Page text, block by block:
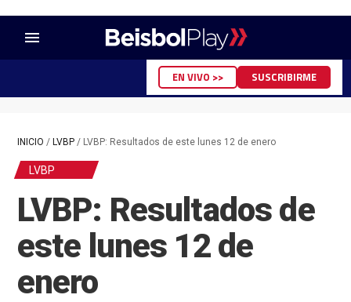
menu
EN VIVO >> SUSCRIBIRME
INICIO / LVBP/ LVBP: Resultados de este lunes 12 de enero
LVBP
LVBP: Resultados de
este lunes 12 de
enero